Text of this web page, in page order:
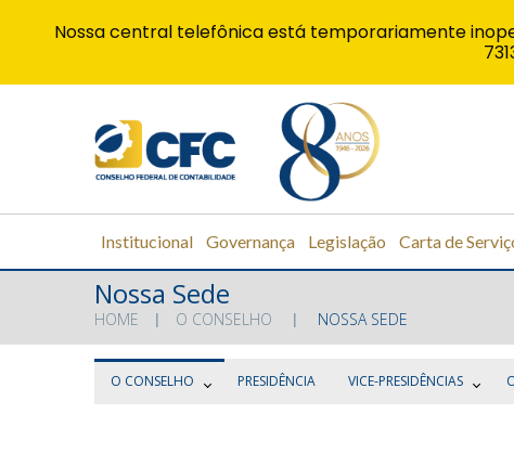
Institucional Governança Legislação Carta de
Nossa Sede
HOME O CONSELHO NOSSA SEDE
O CONSELHO PRESIDÊNCIA VICE-PRESIDÊNCIAS
Nossa central telefônica está temporariamente